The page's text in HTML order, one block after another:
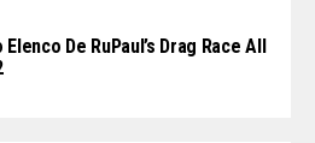
De RuPaul’s Drag Race All